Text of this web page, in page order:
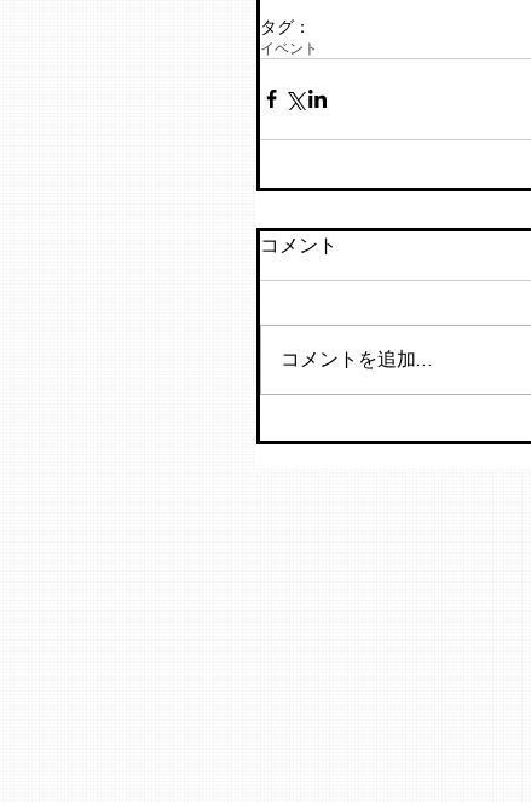
タグ：
イベント
コメント
コメントを追加…